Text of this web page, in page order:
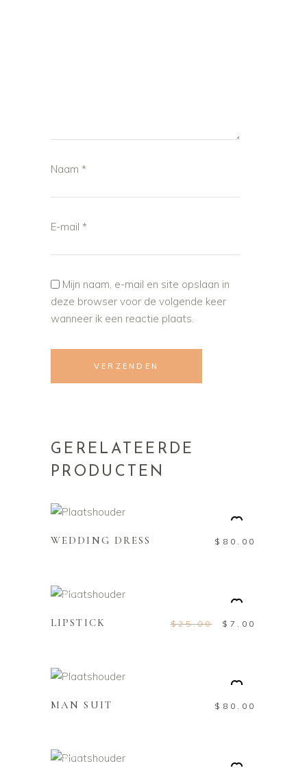
Naam *
E-mail *
Mijn naam, e-mail en site opslaan in
deze browser voor de volgende keer
wanneer ik een reactie plaats.
GERELATEERDE
PRODUCTEN
WEDDING DRESS $ 80.00
LIPSTICK $25.00 $ 7.00
MAN SUIT $ 80.00